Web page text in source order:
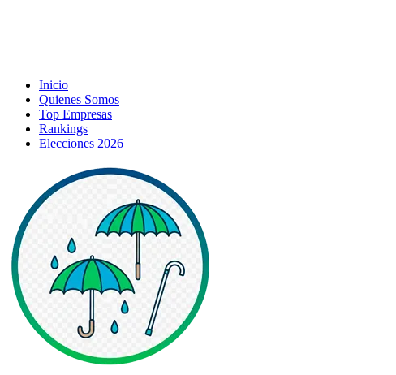
Inicio
Quienes Somos
Top Empresas
Rankings
Elecciones 2026